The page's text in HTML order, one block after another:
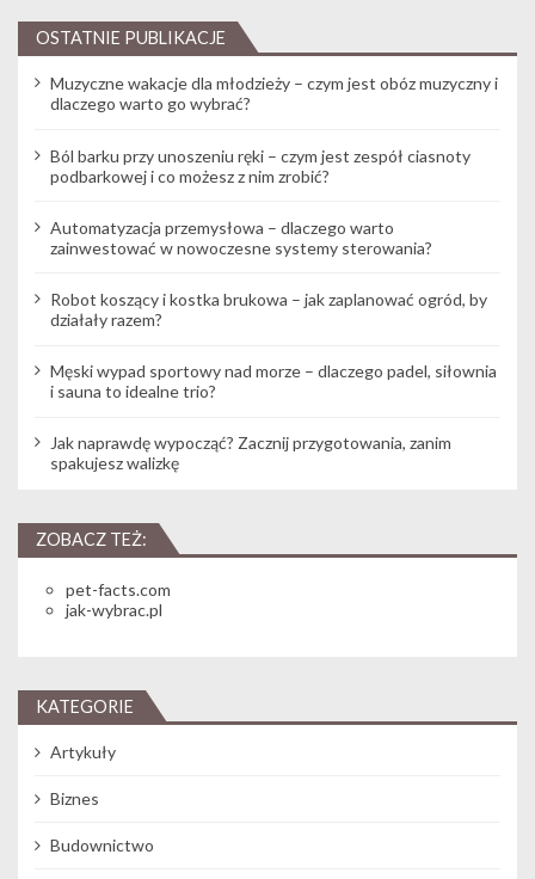
OSTATNIE PUBLIKACJE
Muzyczne wakacje dla młodzieży – czym jest obóz muzyczny i
dlaczego warto go wybrać?
Ból barku przy unoszeniu ręki – czym jest zespół ciasnoty
podbarkowej i co możesz z nim zrobić?
Automatyzacja przemysłowa – dlaczego warto
zainwestować w nowoczesne systemy sterowania?
Robot koszący i kostka brukowa – jak zaplanować ogród, by
działały razem?
Męski wypad sportowy nad morze – dlaczego padel, siłownia
i sauna to idealne trio?
Jak naprawdę wypocząć? Zacznij przygotowania, zanim
spakujesz walizkę
ZOBACZ TEŻ:
pet-facts.com
jak-wybrac.pl
KATEGORIE
Artykuły
Biznes
Budownictwo